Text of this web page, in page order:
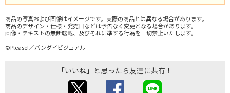
商品の写真および画像はイメージです。実際の商品とは異なる場合があります。
商品のデザイン・仕様・発売日などは予告なく変更となる場合があります。
画像・テキストの無断転載、及びそれに準ずる行為を一切禁止いたします。
©Please!／バンダイビジュアル
「いいね」と思ったら友達に共有！